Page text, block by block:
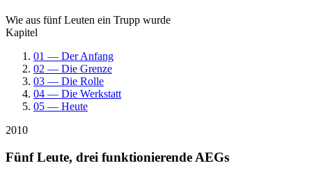
Wie aus fünf Leuten ein Trupp wurde
Kapitel
01 — Der Anfang
02 — Die Grenze
03 — Die Rolle
04 — Die Werkstatt
05 — Heute
2010
Fünf Leute, drei funktionierende AEGs